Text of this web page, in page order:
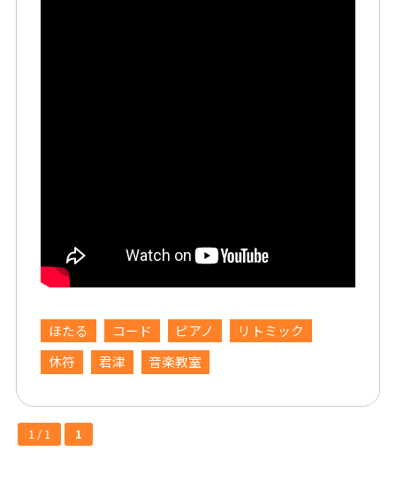
ほたる コード ピアノ
リトミック
休符
君津 音楽教室
1 / 1 1